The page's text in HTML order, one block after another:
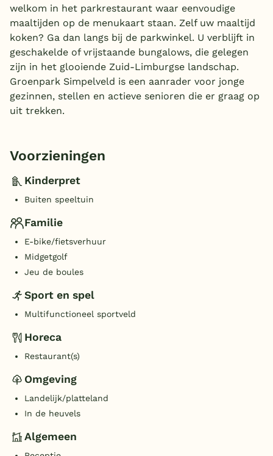
welkom in het parkrestaurant waar eenvoudige
maaltijden op de menukaart staan. Zelf uw maaltijd
koken? Ga dan langs bij de parkwinkel. U verblijft in
geschakelde of vrijstaande bungalows, die gelegen
zijn in het glooiende Zuid-Limburgse landschap.
Groenpark Simpelveld is een aanrader voor jonge
gezinnen, stellen en actieve senioren die er graag op
uit trekken.
Voorzieningen
Kinderpret
Buiten speeltuin
Familie
E-bike/fietsverhuur
Midgetgolf
Jeu de boules
Sport en spel
Multifunctioneel sportveld
Horeca
Restaurant(s)
Omgeving
Landelijk/platteland
In de heuvels
Algemeen